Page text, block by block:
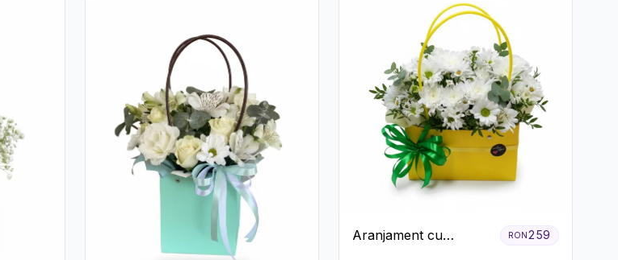
Aranjament cu
RON259